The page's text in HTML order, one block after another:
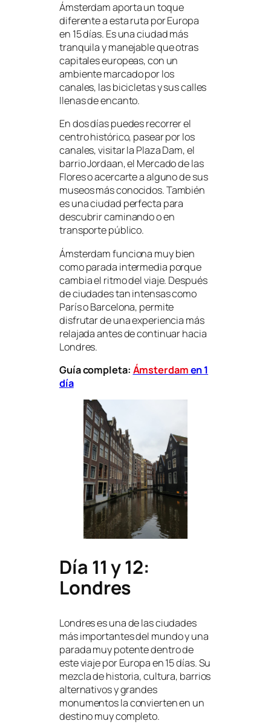
Ámsterdam aporta un toque
diferente a esta ruta por Europa
en 15 días. Es una ciudad más
tranquila y manejable que otras
capitales europeas, con un
ambiente marcado por los
canales, las bicicletas y sus calles
llenas de encanto.
En dos días puedes recorrer el
centro histórico, pasear por los
canales, visitar la Plaza Dam, el
barrio Jordaan, el Mercado de las
Flores o acercarte a alguno de sus
museos más conocidos. También
es una ciudad perfecta para
descubrir caminando o en
transporte público.
Ámsterdam funciona muy bien
como parada intermedia porque
cambia el ritmo del viaje. Después
de ciudades tan intensas como
París o Barcelona, permite
disfrutar de una experiencia más
relajada antes de continuar hacia
Londres.
Guía completa: Ámsterdamen 1
día
Día 11 y 12:
Londres
Londres es una de las ciudades
más importantes del mundo y una
parada muy potente dentro de
este viaje por Europa en 15 días. Su
mezcla de historia, cultura, barrios
alternativos y grandes
monumentos la convierten en un
destino muy completo.